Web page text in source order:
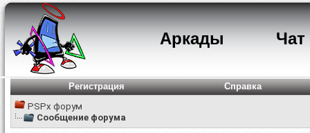
Аркады Чат
Регистрация
Справка
PSPx форум
Сообщение форума